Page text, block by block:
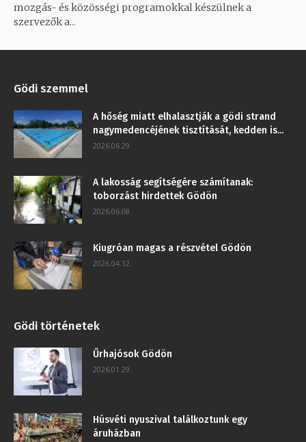
mozgás- és közösségi programokkal készülnek a
szervezők a...
Gödi szemmel
A hőség miatt elhalasztják a gödi strand
nagymedencéjének tisztítását, kedden is...
2026.06.29.
A lakosság segítségére számítanak:
toborzást hirdettek Gödön
2026.06.08.
Kiugróan magas a részvétel Gödön
2026.04.12.
Gödi történetek
Űrhajósok Gödön
2026.01.29.
Húsvéti nyuszival találkoztunk egy
áruházban